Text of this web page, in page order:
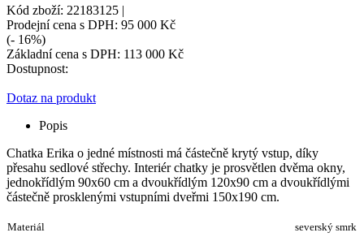
Kód zboží: 22183125 |
Prodejní cena s DPH: 95 000 Kč
(- 16%)
Základní cena s DPH: 113 000 Kč
Dostupnost:
Dotaz na produkt
Popis
Chatka Erika o jedné místnosti má částečně krytý vstup, díky
přesahu sedlové střechy. Interiér chatky je prosvětlen dvěma okny,
jednokřídlým 90x60 cm a dvoukřídlým 120x90 cm a dvoukřídlými
částečně prosklenými vstupními dveřmi 150x190 cm.
Materiál
severský smrk